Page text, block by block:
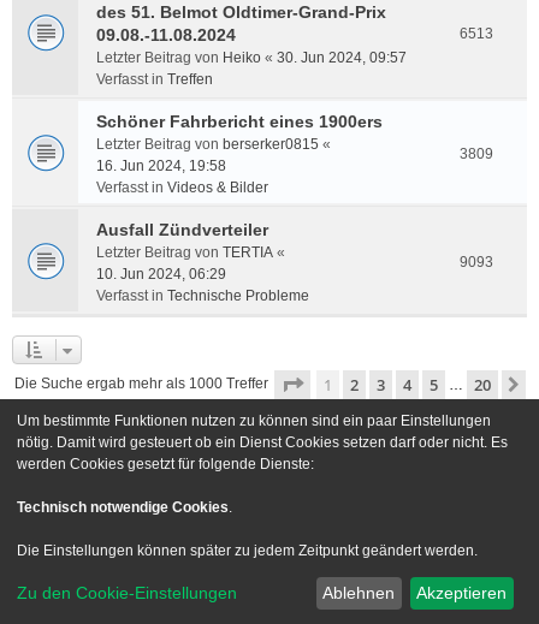
des 51. Belmot Oldtimer-Grand-Prix
09.08.-11.08.2024
Letzter Beitrag von Heiko « 30. Jun 2024, 09:57
Verfasst in Treffen
6513
Schöner Fahrbericht eines 1900ers
Letzter Beitrag von berserker0815 «
16. Jun 2024, 19:58
Verfasst in Videos & Bilder
3809
Ausfall Zündverteiler
Letzter Beitrag von TERTIA «
10. Jun 2024, 06:29
Verfasst in Technische Probleme
9093
Die Suche ergab mehr als 1000 Treffer Seite 1von 20
1 2 3 4 5 … 20
Gehe zu
Foren-Übersicht Kontakt
Powered byphpBB® Forum Software © phpBB Limited
Style we_universal created byINVENTEA
nextgen
Um bestimmte Funktionen nutzen zu können sind ein paar Einstellungen
nötig. Damit wird gesteuert ob ein Dienst Cookies setzen darf oder nicht. Es
werden Cookies gesetzt für folgende Dienste:
Technisch notwendige Cookies.
Die Einstellungen können später zu jedem Zeitpunkt geändert werden.
Zu den Cookie-Einstellungen Ablehnen Akzeptieren